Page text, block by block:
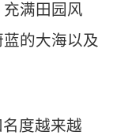
充满田园风
的大海以及
度越来越